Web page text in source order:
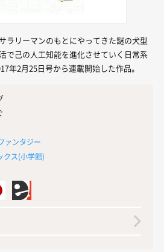
ラリーマンのもとにやってきた謎の犬型
で己の人工知能を進化させていく日常系
年2月25日号から連載開始した作品。
ァンタジー
クス(小学館)